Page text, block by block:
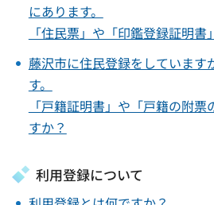
にあります。
「住民票」や「印鑑登録証明
藤沢市に住民登録をしています
す。
「戸籍証明書」や「戸籍の附
すか？
利用登録について